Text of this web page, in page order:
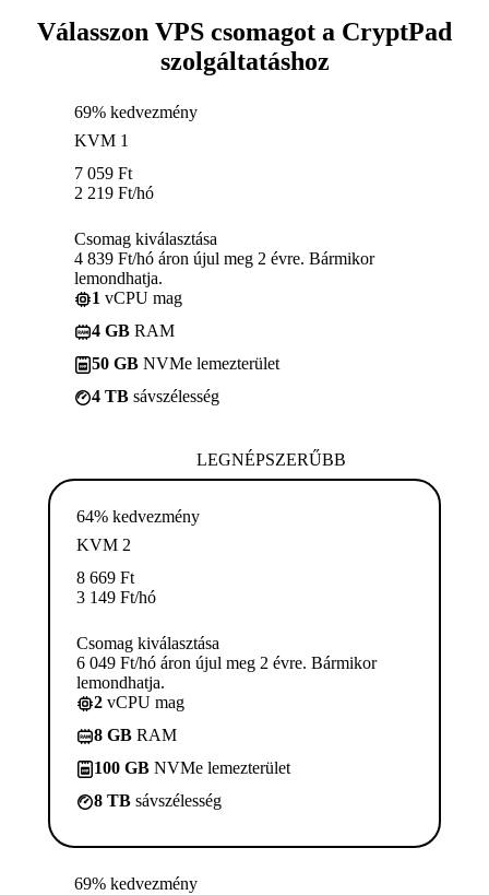
Válasszon VPS csomagot a CryptPad
szolgáltatáshoz
69% kedvezmény
KVM 1
7 059 Ft
2 219 Ft/hó
Csomag kiválasztása
4 839 Ft/hó áron újul meg 2 évre. Bármikor
lemondhatja.
1 vCPU mag
4 GB RAM
50 GB NVMe lemezterület
4 TB sávszélesség
LEGNÉPSZERŰBB
64% kedvezmény
KVM 2
8 669 Ft
3 149 Ft/hó
Csomag kiválasztása
6 049 Ft/hó áron újul meg 2 évre. Bármikor
lemondhatja.
2 vCPU mag
8 GB RAM
100 GB NVMe lemezterület
8 TB sávszélesség
69% kedvezmény